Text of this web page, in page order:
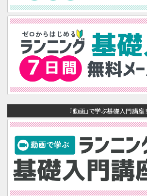
『動画』で学ぶ基礎入門講座！